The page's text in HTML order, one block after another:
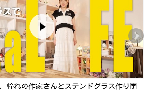
夏アイス★東京で雲海⁉小野花梨が生中継